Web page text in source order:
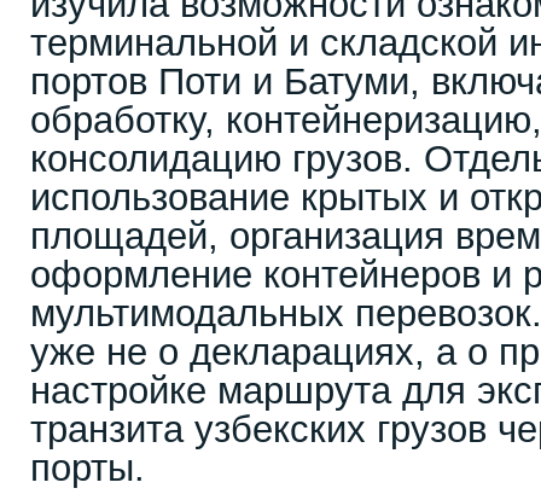
терминальной и складской
портов Поти и Батуми,
обработку,
консолидацию грузов.
использование крытых и
площадей, организация
оформление контейнеров и
мультимодальных
уже не о декларациях, а о
настройке маршрута для
транзита узбекских грузов
порты.